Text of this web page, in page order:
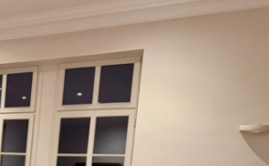
| 26 juillet | Villarceaux
DE LA COMMUNE